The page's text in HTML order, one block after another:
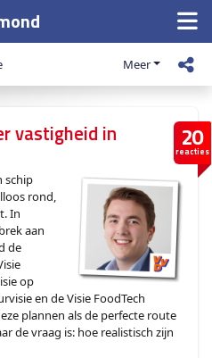
Meer
20
reacties
vastigheid in
schip
rond,
In
aan
de
op
en de Visie FoodTech
plannen als de perfecte route
de vraag is: hoe realistisch zijn